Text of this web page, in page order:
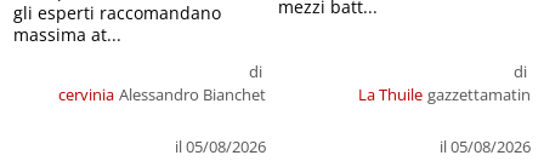
cervinia
di
Alessandro Bianchet
il 05/08/2026
gli esperti raccomandano
massima at...
La Thuile
di
gazzettamatin
il 05/08/2026
mezzi batt...